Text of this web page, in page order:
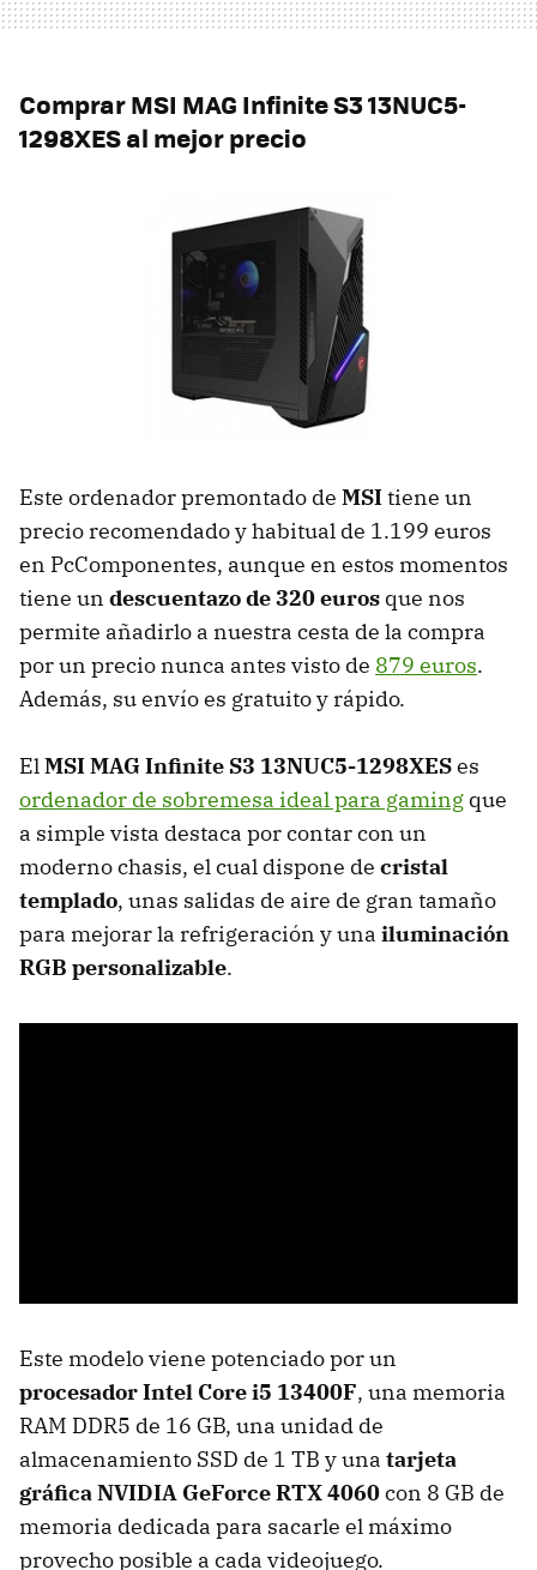
Comprar MSI MAG Infinite S3 13NUC5-
1298XES al mejor precio
Este ordenador premontado de MSItiene un
precio recomendado y habitual de 1.199 euros
en PcComponentes, aunque en estos momentos
tiene un descuentazo de 320 euros que nos
permite añadirlo a nuestra cesta de la compra
por un precio nunca antes visto de 879 euros.
Además, su envío es gratuito y rápido.
ElMSI MAG Infinite S3 13NUC5-1298XESes
ordenador de sobremesa ideal para gaming que
a simple vista destaca por contar con un
moderno chasis, el cual dispone de cristal
templado, unas salidas de aire de gran tamaño
para mejorar la refrigeración y una iluminación
RGB personalizable.
Este modelo viene potenciado por un
procesador Intel Core i5 13400F, una memoria
RAM DDR5 de 16 GB, una unidad de
almacenamiento SSD de 1 TB y una tarjeta
gráfica NVIDIA GeForce RTX 4060con 8 GB de
memoria dedicada para sacarle el máximo
provecho posible a cada videojuego.